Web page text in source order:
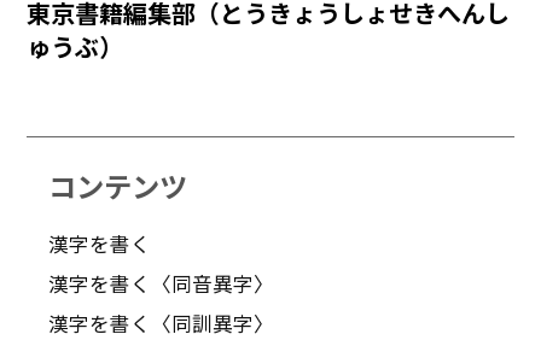
東京書籍編集部（とうきょうしょせきへんし
ゅうぶ）
コンテンツ
漢字を書く
漢字を書く〈同音異字〉
漢字を書く〈同訓異字〉